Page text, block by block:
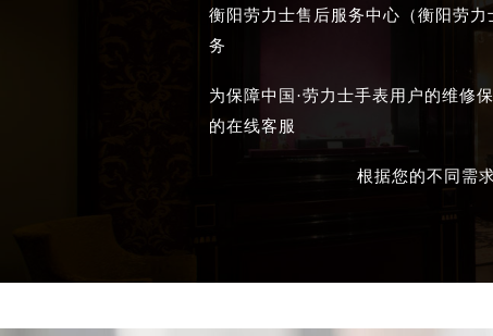
辽宁省抚顺市新抚区东一路劳力士售
辽宁省阜新市海州区解放大街劳力士
辽宁省锦州市古塔区中央大街劳力士
辽宁省辽阳市白塔区新运大街劳力士
辽宁省盘锦市兴隆台区石油大街劳力
辽宁省铁岭市银州区南马路劳力士售
辽宁省营口市站前区市府路与渤海大
辽宁省沈阳市沈河区中街路83号亨得
衡阳劳力士售后服务中心（衡阳劳
务
为保障中国·劳力士手表用户的维修
的在线客服
根据您的不同需